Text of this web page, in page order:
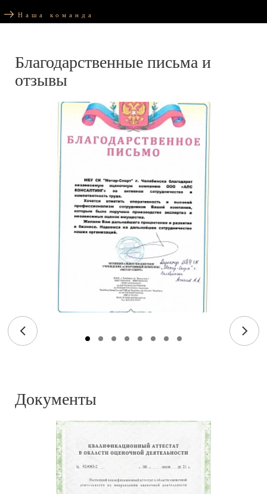
Наша команда
Благодарственные письма и
отзывы
Документы